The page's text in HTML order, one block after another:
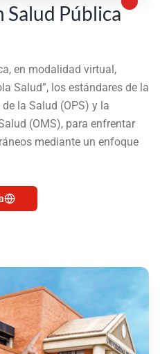
Pública
en modalidad virtual,
Salud”, los estándares de la
la Salud (OPS) y la
(OMS), para enfrentar
mediante un enfoque